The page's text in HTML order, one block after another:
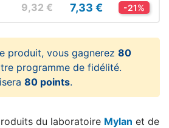
9,32 € 7,33 € -21%
produit, vous gagnerez 80
programme de fidélité.
80 points.
du laboratoire Mylan et de